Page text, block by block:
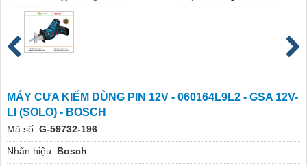
MÁY CƯA KIẾM DÙNG PIN 12V - 060164L9L2 - GSA 12V-
LI (SOLO) - BOSCH
Mã số: G-59732-196
Nhãn hiệu: Bosch